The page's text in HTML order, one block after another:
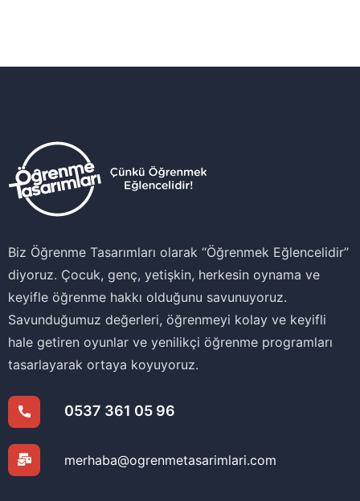
Biz Öğrenme Tasarımları olarak ‘‘Öğrenmek Eğlencelidir’’
diyoruz. Çocuk, genç, yetişkin, herkesin oynama ve
keyifle öğrenme hakkı olduğunu savunuyoruz.
Savunduğumuz değerleri, öğrenmeyi kolay ve keyifli
hale getiren oyunlar ve yenilikçi öğrenme programları
tasarlayarak ortaya koyuyoruz.
0537 361 05 96
merhaba@ogrenmetasarimlari.com